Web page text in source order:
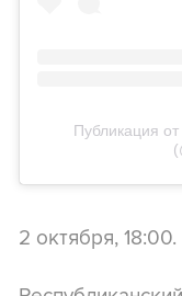
Публикация
2 октября, 18:00.